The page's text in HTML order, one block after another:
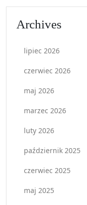
Archives
lipiec 2026
czerwiec 2026
maj 2026
marzec 2026
luty 2026
październik 2025
czerwiec 2025
maj 2025